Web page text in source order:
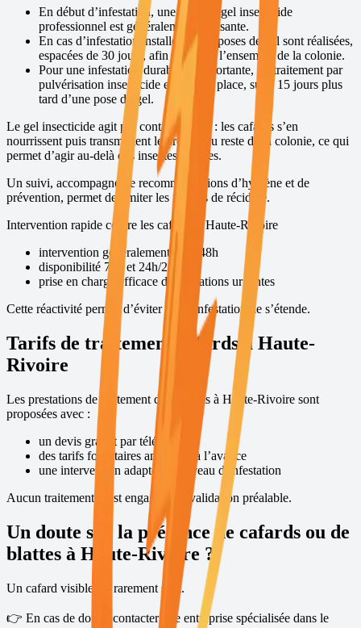
En début d’infestation, une pose de gel insecticide
professionnel est généralement suffisante.
En cas d’infestation installée, deux poses de gel sont réalisées,
espacées de 30 jours, afin de traiter l’ensemble de la colonie.
Pour une infestation durable et importante, un traitement par
pulvérisation insecticide est mis en place, suivi 15 jours plus
tard d’une pose de gel.
Le gel insecticide agit par contamination : les cafards s’en
nourrissent puis transmettent le produit au reste de la colonie, ce qui
permet d’agir au-delà des insectes visibles.
Un suivi, accompagné de recommandations d’hygiène et de
prévention, permet de limiter les risques de récidive.
Intervention rapide contre les cafards àHaute-Rivoire
intervention généralement sous 48h
disponibilité 7j/7 et 24h/24
prise en charge efficace des situations urgentes
Cette réactivité permet d’éviter que l’infestation ne s’étende.
Tarifs de traitement cafards à Haute-
Rivoire
Les prestations de traitement des cafards à Haute-Rivoire sont
proposées avec :
un devis gratuit par téléphone
des tarifs forfaitaires annoncés à l’avance
une intervention adaptée au niveau d’infestation
Aucun traitement n’est engagé sans validation préalable.
Un doute sur la présence de cafards ou de
blattes à Haute-Rivoire ?
Un cafard visible est rarement seul.
👉 En cas de doute, contacter une entreprise spécialisée dans le